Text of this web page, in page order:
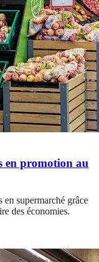
en promotion au
supermarché grâce
des économies.